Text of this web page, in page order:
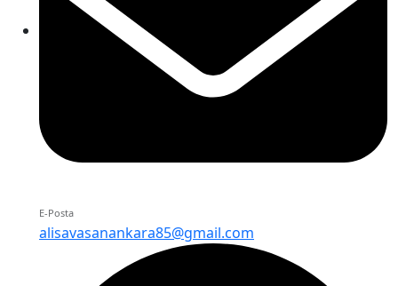
E-Posta
alisavasanankara85@gmail.com